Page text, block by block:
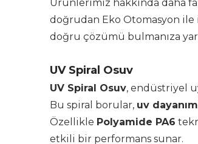
Ürünlerimiz hakkında daha
doğrudan Eko Otomasyon ile
doğru çözümü bulmanıza
UV Spiral Osuv
UV Spiral Osuv, endüstriyel
Bu spiral borular, uv
Özellikle Polyamide PA6
etkili bir performans sunar.